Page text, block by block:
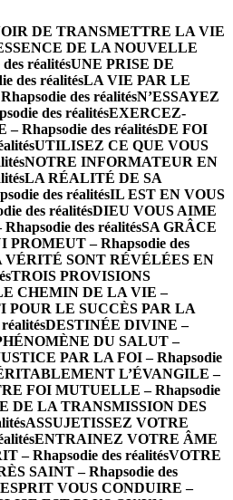
DE TRANSMETTRE LA VIE
DE LA NOUVELLE
réalitésUNE PRISE DE
des réalitésLA VIE PAR LE
des réalitésN’ESSAYEZ
des réalitésEXERCEZ-
Rhapsodie des réalitésDE FOI
UTILISEZ CE QUE VOUS
NOTRE INFORMATEUR EN
LA RÉALITÉ DE SA
des réalitésIL EST EN VOUS
des réalitésDIEU VOUS AIME
des réalitésSA GRÂCE
– Rhapsodie des
SONT RÉVÉLÉES EN
TROIS PROVISIONS
CHEMIN DE LA VIE –
POUR LE SUCCÈS PAR LA
DESTINÉE DIVINE –
DU SALUT –
PAR LA FOI – Rhapsodie
L’ÉVANGILE –
FOI MUTUELLE – Rhapsodie
DE LA TRANSMISSION DES
ASSUJETISSEZ VOTRE
ENTRAINEZ VOTRE ÂME
– Rhapsodie des réalitésVOTRE
SAINT – Rhapsodie des
VOUS CONDUIRE –